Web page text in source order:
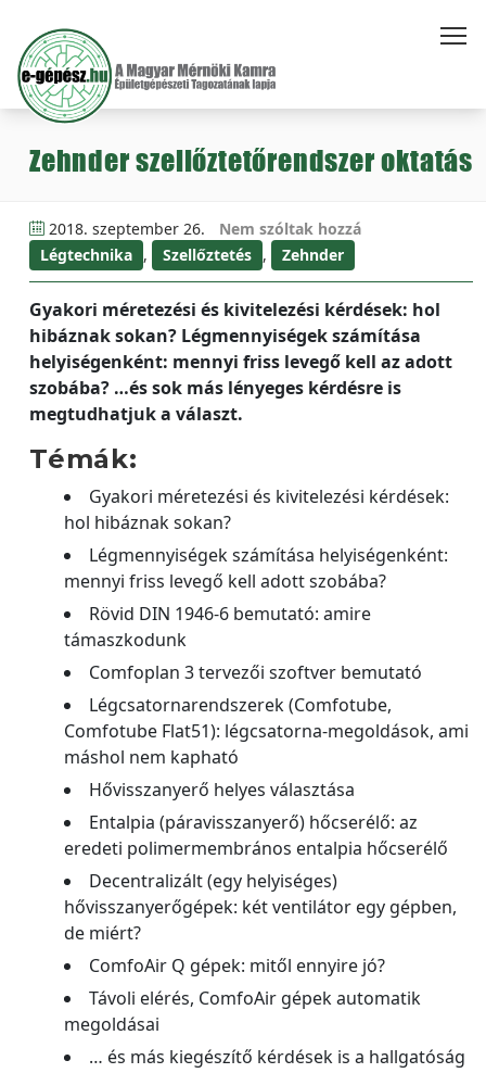
Zehnder szellőztetőrendszer oktatás
2018. szeptember 26.
Nem szóltak hozzá
Légtechnika , Szellőztetés , Zehnder
Gyakori méretezési és kivitelezési kérdések: hol
hibáznak sokan? Légmennyiségek számítása
helyiségenként: mennyi friss levegő kell az adott
szobába? …és sok más lényeges kérdésre is
megtudhatjuk a választ.
Témák:
Gyakori méretezési és kivitelezési kérdések:
hol hibáznak sokan?
Légmennyiségek számítása helyiségenként:
mennyi friss levegő kell adott szobába?
Rövid DIN 1946-6 bemutató: amire
támaszkodunk
Comfoplan 3 tervezői szoftver bemutató
Légcsatornarendszerek (Comfotube,
Comfotube Flat51): légcsatorna-megoldások, ami
máshol nem kapható
Hővisszanyerő helyes választása
Entalpia (páravisszanyerő) hőcserélő: az
eredeti polimermembrános entalpia hőcserélő
Decentralizált (egy helyiséges)
hővisszanyerőgépek: két ventilátor egy gépben,
de miért?
ComfoAir Q gépek: mitől ennyire jó?
Távoli elérés, ComfoAir gépek automatik
megoldásai
… és más kiegészítő kérdések is a hallgatóság